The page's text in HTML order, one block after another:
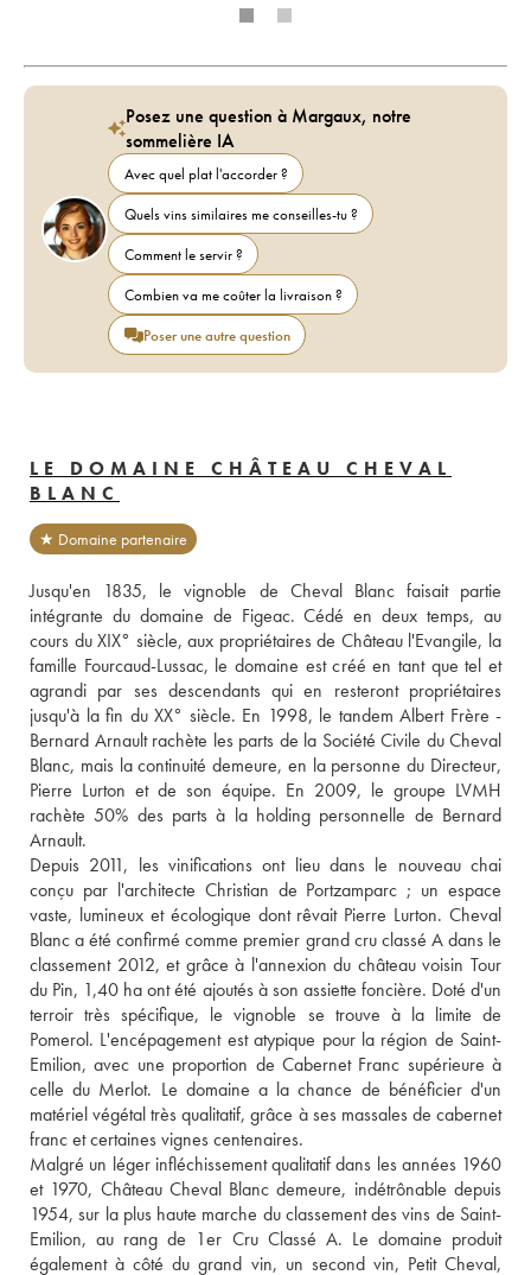
Posez une question à Margaux, notre
sommelière IA
Avec quel plat l'accorder ?
Quels vins similaires me conseilles-tu ?
Comment le servir ?
Combien va me coûter la livraison ?
Poser une autre question
LE DOMAINE CHÂTEAU CHEVAL
BLANC
★ Domaine partenaire
Jusqu'en 1835, le vignoble de Cheval Blanc faisait partie
intégrante du domaine de Figeac. Cédé en deux temps, au
cours du XIX° siècle, aux propriétaires de Château l'Evangile, la
famille Fourcaud-Lussac, le domaine est créé en tant que tel et
agrandi par ses descendants qui en resteront propriétaires
jusqu'à la fin du XX° siècle. En 1998, le tandem Albert Frère -
Bernard Arnault rachète les parts de la Société Civile du Cheval
Blanc, mais la continuité demeure, en la personne du Directeur,
Pierre Lurton et de son équipe. En 2009, le groupe LVMH
rachète 50% des parts à la holding personnelle de Bernard
Arnault.
Depuis 2011, les vinifications ont lieu dans le nouveau chai
conçu par l'architecte Christian de Portzamparc ; un espace
vaste, lumineux et écologique dont rêvait Pierre Lurton. Cheval
Blanc a été confirmé comme premier grand cru classé A dans le
classement 2012, et grâce à l'annexion du château voisin Tour
du Pin, 1,40 ha ont été ajoutés à son assiette foncière. Doté d'un
terroir très spécifique, le vignoble se trouve à la limite de
Pomerol. L'encépagement est atypique pour la région de Saint-
Emilion, avec une proportion de Cabernet Franc supérieure à
celle du Merlot. Le domaine a la chance de bénéficier d'un
matériel végétal très qualitatif, grâce à ses massales de cabernet
franc et certaines vignes centenaires.
Malgré un léger infléchissement qualitatif dans les années 1960
et 1970, Château Cheval Blanc demeure, indétrônable depuis
1954, sur la plus haute marche du classement des vins de Saint-
Emilion, au rang de 1er Cru Classé A. Le domaine produit
également à côté du grand vin, un second vin, Petit Cheval,